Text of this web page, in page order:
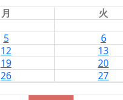
月 火
5 6
12 13
19 20
26 27